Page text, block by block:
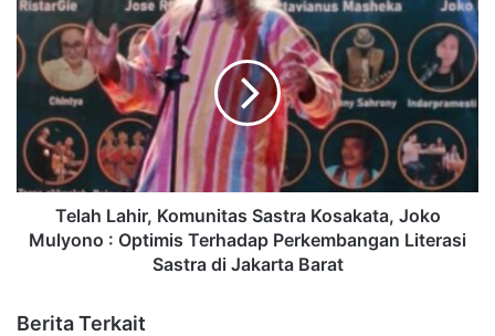
Telah Lahir, Komunitas Sastra Kosakata, Joko
Mulyono : Optimis Terhadap Perkembangan Literasi
Sastra di Jakarta Barat
Berita Terkait